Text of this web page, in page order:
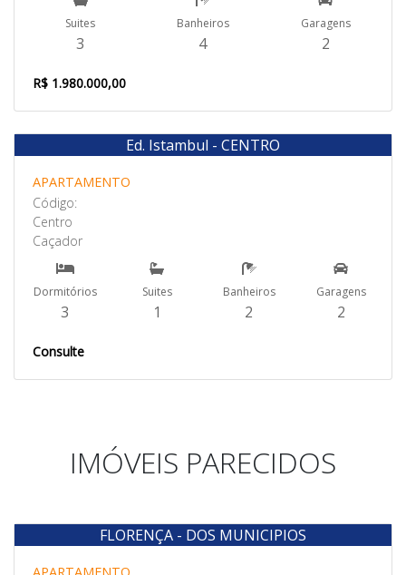
Suites
3
Banheiros
4
Garagens
2
R$ 1.980.000,00
Venda
Ed. Istambul - CENTRO
APARTAMENTO
Código:
Centro
Caçador
Dormitórios
3
Suites
1
Banheiros
2
Garagens
2
Consulte
IMÓVEIS PARECIDOS
Venda
FLORENÇA - DOS MUNICIPIOS